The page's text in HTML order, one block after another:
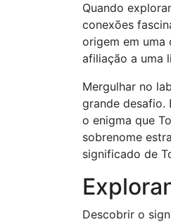
Quando
conexões
origem em uma
afiliação a uma
Mergulhar no
grande desafio.
o enigma que
sobrenome
significado de
Descobrir o